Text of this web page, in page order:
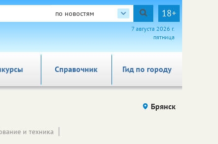
по новостям 18+
7 августа 2026 г.
пятница
Справочник Гид по городу
Брянск
и техника